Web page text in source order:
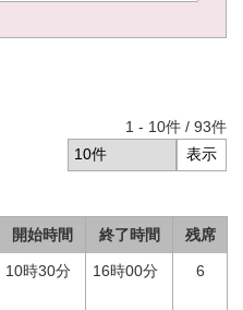
1 - 10件 / 93件
開始時間 終了時間 残席
10時30分 16時00分 6